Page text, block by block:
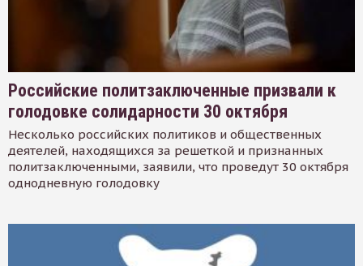
Российские политзаключенные призвали к
голодовке солидарности 30 октября
Несколько российских политиков и общественных
деятелей, находящихся за решеткой и признанных
политзаключенными, заявили, что проведут 30 октября
однодневную голодовку